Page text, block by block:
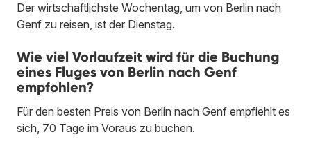
Der wirtschaftlichste Wochentag, um von Berlin nach
Genf zu reisen, ist der Dienstag.
Wie viel Vorlaufzeit wird für die Buchung
eines Fluges von Berlin nach Genf
empfohlen?
Für den besten Preis von Berlin nach Genf empfiehlt es
sich, 70 Tage im Voraus zu buchen.